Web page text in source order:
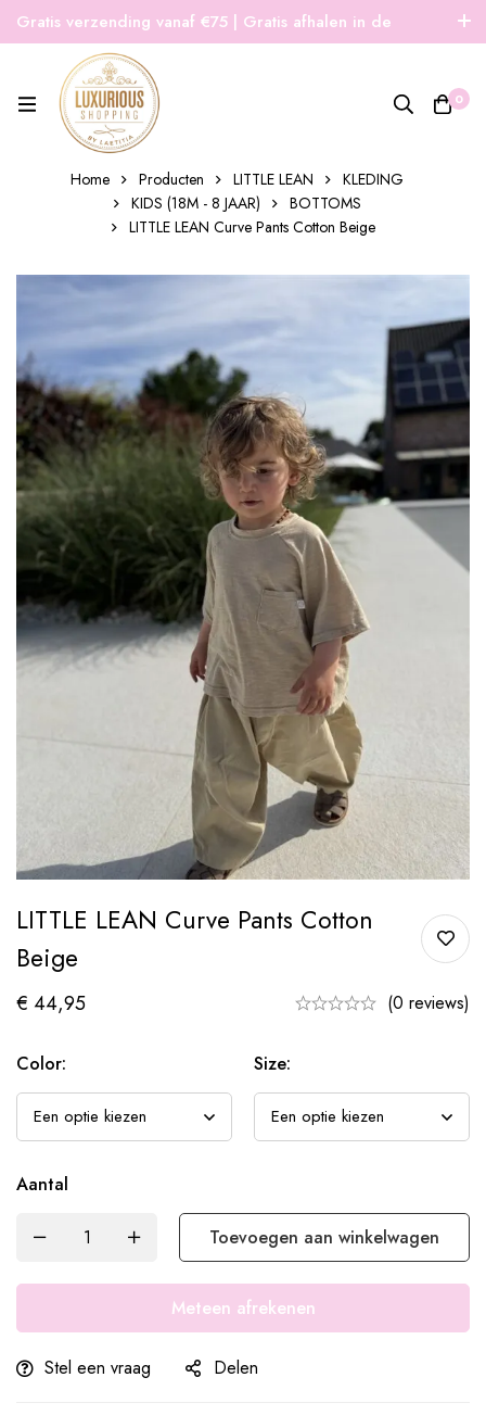
Gratis verzending vanaf €75 | Gratis afhalen in de
winkel | Snelle verzending
0
Home Producten LITTLE LEAN
KLEDING
KIDS (18M - 8 JAAR)
BOTTOMS
LITTLE LEAN Curve Pants Cotton Beige
LITTLE LEAN Curve Pants Cotton
Beige
€ 44,95 (0 reviews)
Color: Size:
Aantal
Toevoegen aan winkelwagen
Meteen afrekenen
Stel een vraag Delen